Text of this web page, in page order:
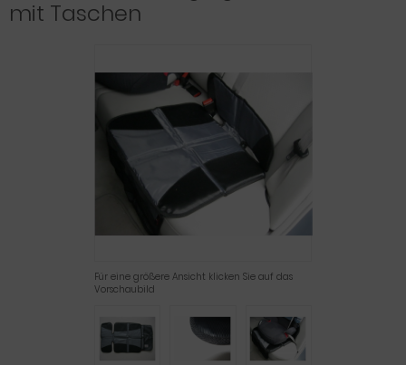
mit Taschen
Für eine größere Ansicht klicken Sie auf das
Vorschaubild